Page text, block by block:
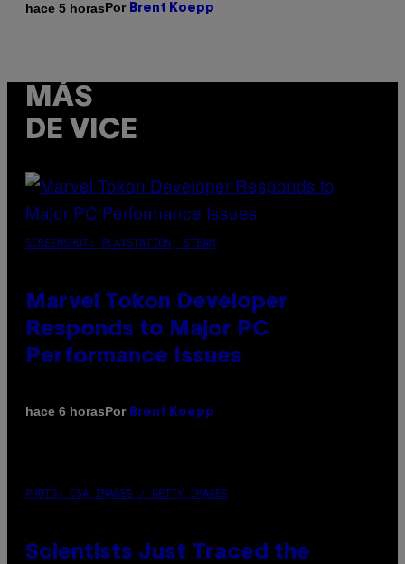
hace 5 horasPor Brent Koepp
MÁS
DE VICE
SCREENSHOT: PLAYSTATION, STEAM
Marvel Tokon Developer
Responds to Major PC
Performance Issues
hace 6 horasPor Brent Koepp
PHOTO: CSA IMAGES / GETTY IMAGES
Scientists Just Traced the